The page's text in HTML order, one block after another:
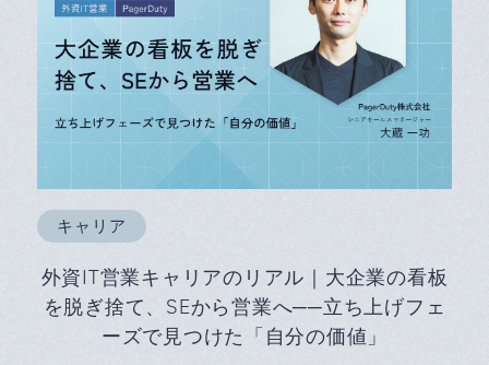
キャリア
外資IT営業キャリアのリアル｜大企業の看板
を脱ぎ捨て、SEから営業へ──立ち上げフェ
ーズで見つけた「自分の価値」